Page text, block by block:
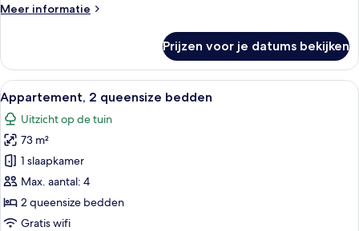
Meer informatie
Meer
1
slaapkamer
Prijzen voor je datums bekijken
Alle
foto's
voor
Appartement,
2
queensize
bedden
laden
Appartement, 2 queensize bedden |
27
Appartement, 2 queensize bedden
Uitzicht op de tuin
73 m²
1 slaapkamer
Max. aantal: 4
2 queensize bedden
Gratis wifi